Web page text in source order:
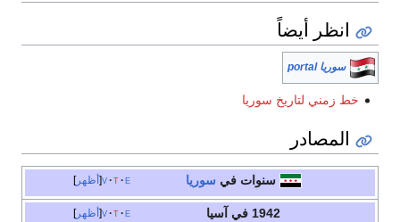
انظر أيضاً
سوريا portal
خط زمني لتاريخ سوريا
المصادر
أظهر v t e سنوات في سوريا
أظهر v t e 1942 في آسيا